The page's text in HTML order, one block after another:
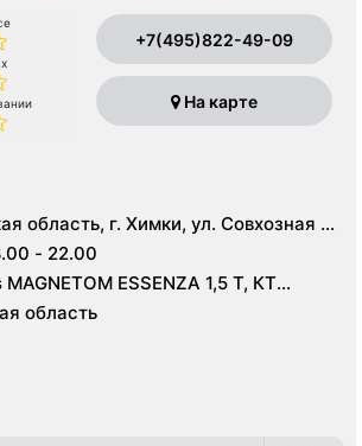
+7(495)822-49-09
На карте
область, г. Химки, ул. Совхозная 4,
- 22.00
ESSENZA 1,5 Т, КТ
64 среза, УЗИ
область